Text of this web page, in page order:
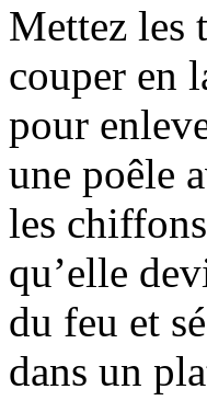
Mettez les
couper en
pour
une poêle
les
qu’elle
du feu et
dans un